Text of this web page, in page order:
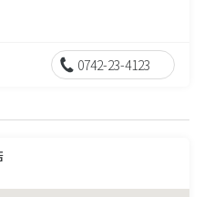
0742-23-4123